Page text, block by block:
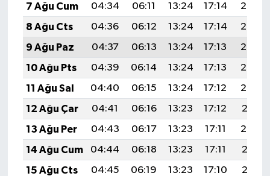
7 Ağu Cum
04:34 06:11 13:24 17:14
20:27
8 Ağu Cts
04:36 06:12 13:24 17:14
20:26
9 Ağu Paz
04:37 06:13 13:24 17:13
20:24
10 Ağu Pts
04:39 06:14 13:24 17:13
20:23
11 Ağu Sal
04:40 06:15 13:24 17:12
20:22
12 Ağu Çar
04:41 06:16 13:23 17:12
20:21
13 Ağu Per
04:43 06:17 13:23 17:11
20:20
14 Ağu Cum
04:44 06:18 13:23 17:11
20:18
15 Ağu Cts
04:45 06:19 13:23 17:10
20:17